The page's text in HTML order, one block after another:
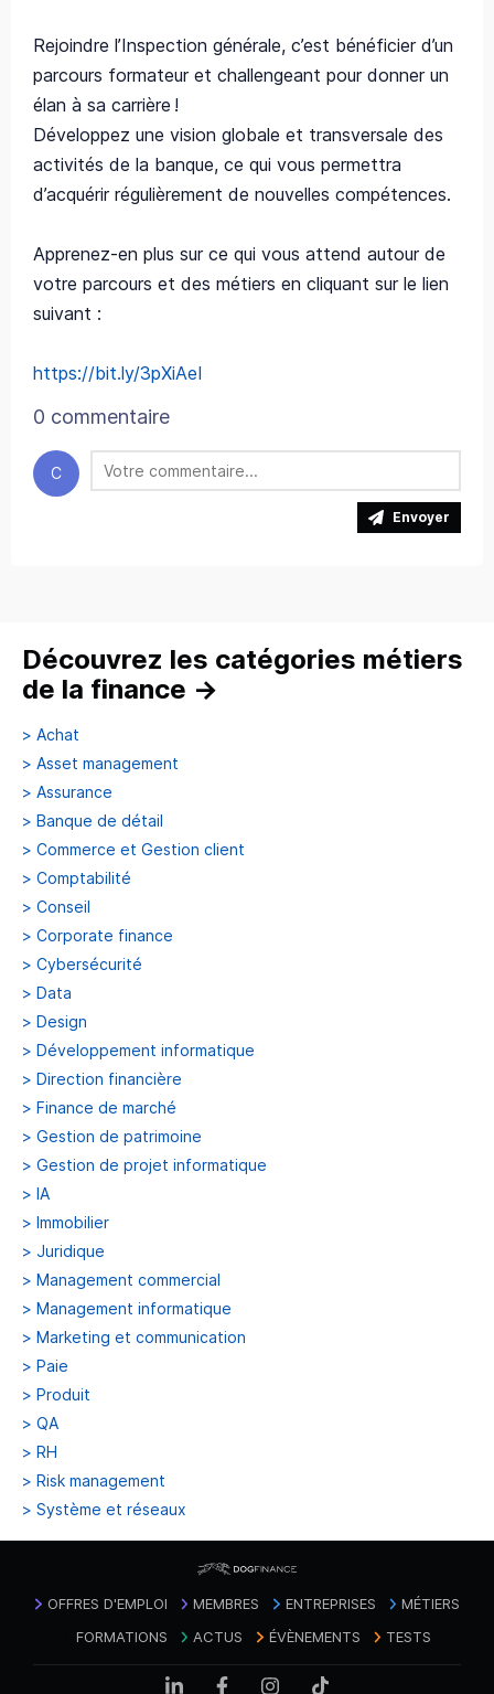
Rejoindre l’Inspection générale, c’est bénéficier d’un
parcours formateur et challengeant pour donner un
élan à sa carrière !
Développez une vision globale et transversale des
activités de la banque, ce qui vous permettra
d’acquérir régulièrement de nouvelles compétences.
Apprenez-en plus sur ce qui vous attend autour de
votre parcours et des métiers en cliquant sur le lien
suivant :
https://bit.ly/3pXiAeI
0 commentaire
C
Envoyer
Découvrez les catégories métiers
de la finance →
> Achat
> Asset management
> Assurance
> Banque de détail
> Commerce et Gestion client
> Comptabilité
> Conseil
> Corporate finance
> Cybersécurité
> Data
> Design
> Développement informatique
> Direction financière
> Finance de marché
> Gestion de patrimoine
> Gestion de projet informatique
> IA
> Immobilier
> Juridique
> Management commercial
> Management informatique
> Marketing et communication
> Paie
> Produit
> QA
> RH
> Risk management
> Système et réseaux
OFFRES D'EMPLOI MEMBRES ENTREPRISES
MÉTIERS
FORMATIONS
ACTUS ÉVÈNEMENTS TESTS